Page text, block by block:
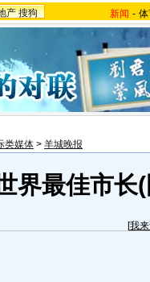
产 搜狗 新闻 -
类媒体 > 羊城晚报
界最佳市长
[我